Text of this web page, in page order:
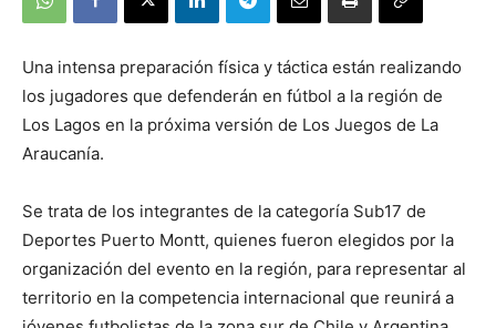
Una intensa preparación física y táctica están realizando
los jugadores que defenderán en fútbol a la región de
Los Lagos en la próxima versión de Los Juegos de La
Araucanía.
Se trata de los integrantes de la categoría Sub17 de
Deportes Puerto Montt, quienes fueron elegidos por la
organización del evento en la región, para representar al
territorio en la competencia internacional que reunirá a